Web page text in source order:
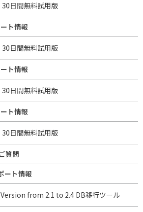
日間無料試用版
ト情報
日間無料試用版
ト情報
日間無料試用版
ト情報
日間無料試用版
質問
ート情報
from 2.1 to 2.4 DB移行ツール